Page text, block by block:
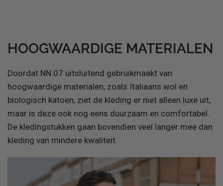
HOOGWAARDIGE MATERIALEN
Doordat NN.07 uitsluitend gebruikmaakt van
hoogwaardige materialen, zoals Italiaans wol en
biologisch katoen, ziet de kleding er niet alleen luxe uit,
maar is deze ook nog eens duurzaam en comfortabel.
De kledingstukken gaan bovendien veel langer mee dan
kleding van mindere kwaliteit.